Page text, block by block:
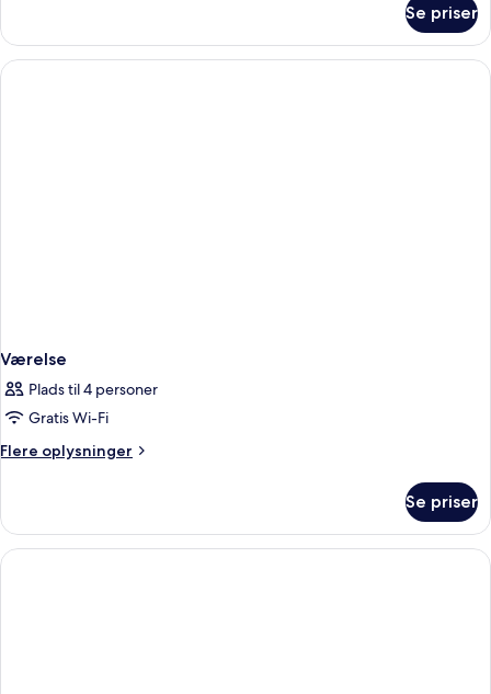
Se priser
Værelse
Plads til 4 personer
Gratis Wi-Fi
Flere oplysninger
Flere
Se priser